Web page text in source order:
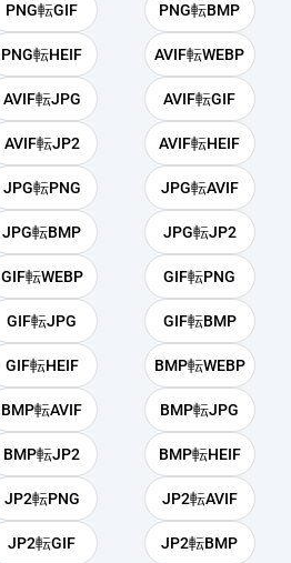
PNG転GIF PNG転BMP
PNG転HEIF AVIF転WEBP
AVIF転JPG AVIF転GIF
AVIF転JP2 AVIF転HEIF
JPG転PNG JPG転AVIF
JPG転BMP JPG転JP2
GIF転WEBP GIF転PNG
GIF転JPG GIF転BMP
GIF転HEIF BMP転WEBP
BMP転AVIF BMP転JPG
BMP転JP2 BMP転HEIF
JP2転PNG JP2転AVIF
JP2転GIF JP2転BMP